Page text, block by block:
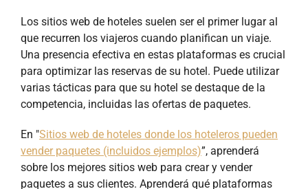
Los sitios web de hoteles suelen ser el primer lugar al
que recurren los viajeros cuando planifican un viaje.
Una presencia efectiva en estas plataformas es crucial
para optimizar las reservas de su hotel. Puede utilizar
varias tácticas para que su hotel se destaque de la
competencia, incluidas las ofertas de paquetes.
En "Sitios web de hoteles donde los hoteleros pueden
vender paquetes (incluidos ejemplos)”, aprenderá
sobre los mejores sitios web para crear y vender
paquetes a sus clientes. Aprenderá qué plataformas